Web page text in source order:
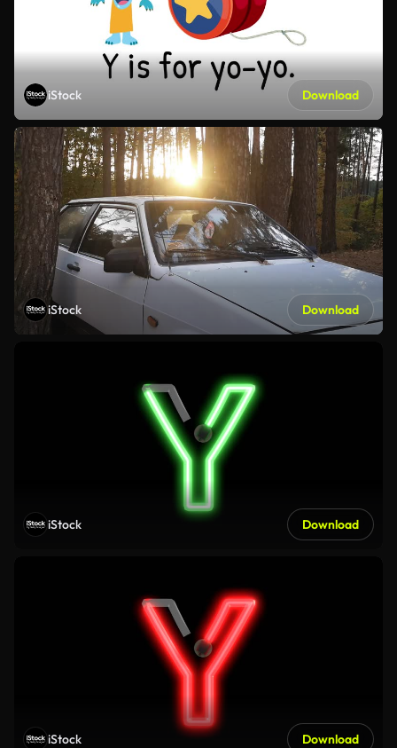
iStock Download
iStock Download
iStock Download
iStock Download